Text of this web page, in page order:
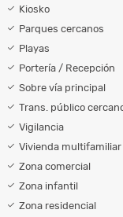
Kiosko
Parques cercanos
Playas
Portería / Recepción
Sobre vía principal
Trans. público
Vigilancia
Vivienda multifamiliar
Zona comercial
Zona infantil
Zona residencial